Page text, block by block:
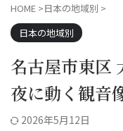
HOME >日本の地域別 >
日本の地域別
名古屋市東区
夜に動く観音
2026年5月12日